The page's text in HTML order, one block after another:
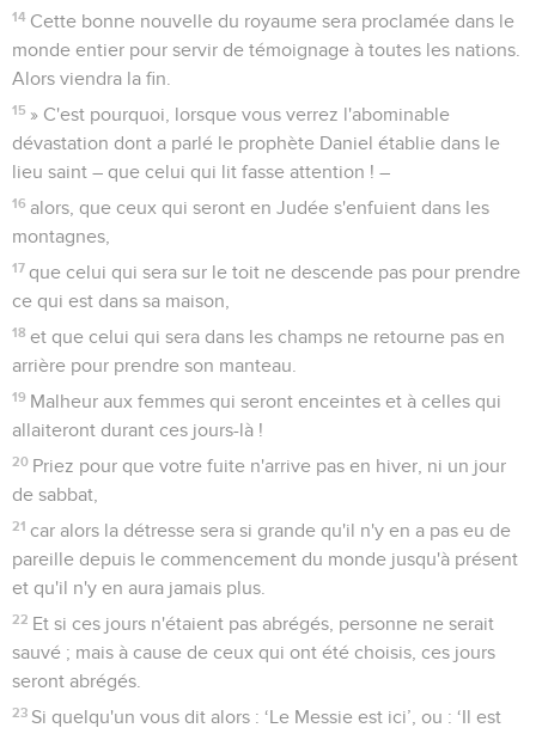
14 Cette bonne nouvelle du royaume sera proclamée dans le
monde entier pour servir de témoignage à toutes les nations.
Alors viendra la fin.
15 » C'est pourquoi, lorsque vous verrez l'abominable
dévastation dont a parlé le prophète Daniel établie dans le
lieu saint – que celui qui lit fasse attention ! –
16 alors, que ceux qui seront en Judée s'enfuient dans les
montagnes,
17 que celui qui sera sur le toit ne descende pas pour prendre
ce qui est dans sa maison,
18 et que celui qui sera dans les champs ne retourne pas en
arrière pour prendre son manteau.
19 Malheur aux femmes qui seront enceintes et à celles qui
allaiteront durant ces jours-là !
20 Priez pour que votre fuite n'arrive pas en hiver, ni un jour
de sabbat,
21 car alors la détresse sera si grande qu'il n'y en a pas eu de
pareille depuis le commencement du monde jusqu'à présent
et qu'il n'y en aura jamais plus.
22 Et si ces jours n'étaient pas abrégés, personne ne serait
sauvé ; mais à cause de ceux qui ont été choisis, ces jours
seront abrégés.
23 Si quelqu'un vous dit alors : ‘Le Messie est ici’, ou : ‘Il est